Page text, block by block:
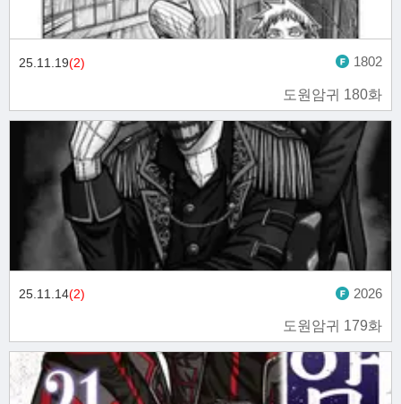
도원암귀 180화
25.11.19(2) 1802
도원암귀 179화
25.11.14(2) 2026